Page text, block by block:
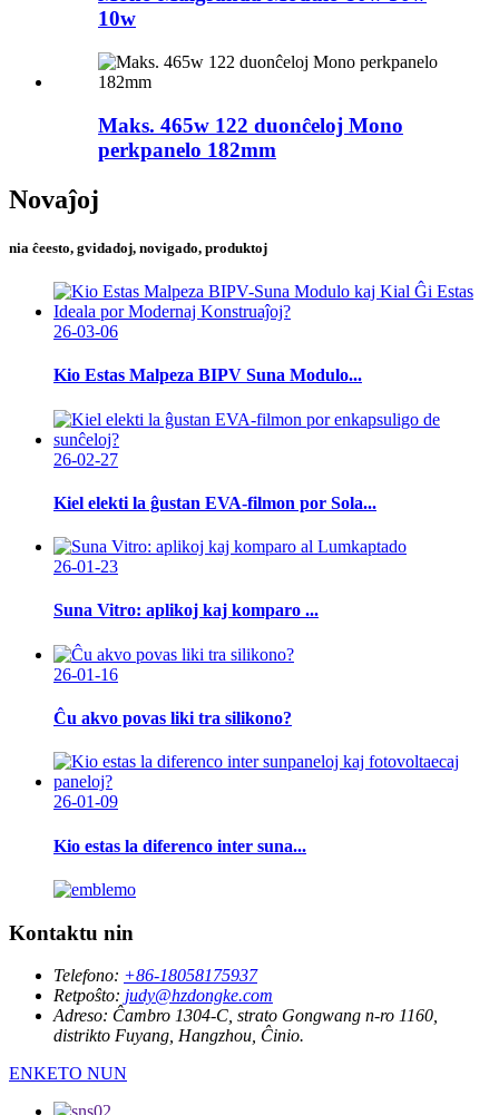
10w
Maks. 465w 122 duonĉeloj Mono
perkpanelo 182mm
Novaĵoj
nia ĉeesto, gvidadoj, novigado, produktoj
26-03-06
Kio Estas Malpeza BIPV Suna Modulo...
26-02-27
Kiel elekti la ĝustan EVA-filmon por Sola...
26-01-23
Suna Vitro: aplikoj kaj komparo ...
26-01-16
Ĉu akvo povas liki tra silikono?
26-01-09
Kio estas la diferenco inter suna...
Kontaktu nin
Telefono: +86-18058175937
Retpoŝto: judy@hzdongke.com
Adreso: Ĉambro 1304-C, strato Gongwang n-ro 1160,
distrikto Fuyang, Hangzhou, Ĉinio.
ENKETO NUN